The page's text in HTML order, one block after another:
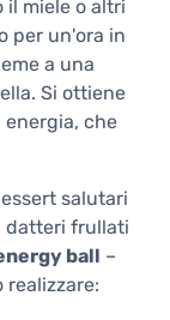
il miele o altri
per un'ora in
a una
Si ottiene
energia, che
salutari
datteri frullati
ball –